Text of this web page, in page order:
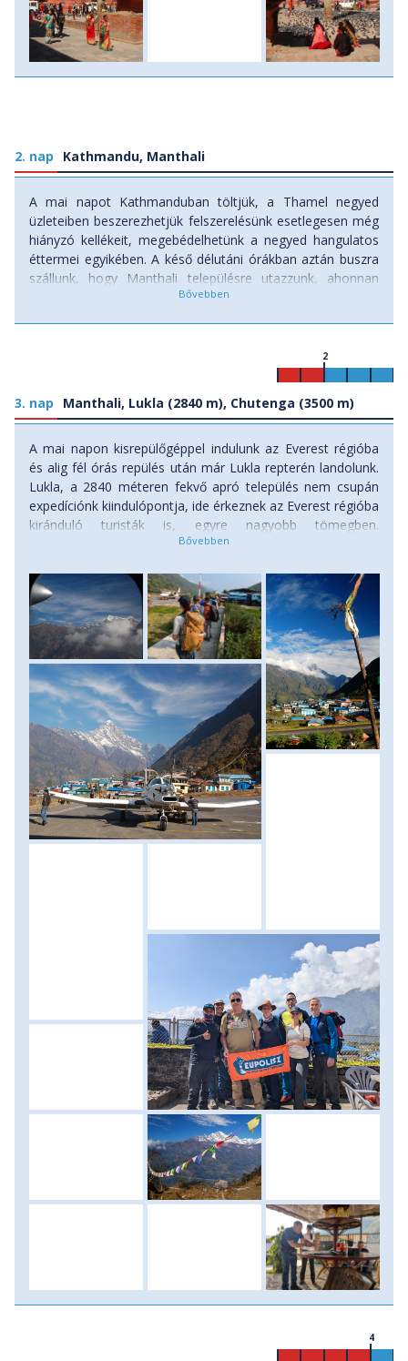
2. nap Kathmandu, Manthali
A mai napot Kathmanduban töltjük, a Thamel negyed
üzleteiben beszerezhetjük felszerelésünk esetlegesen még
hiányzó kellékeit, megebédelhetünk a negyed hangulatos
éttermei egyikében. A késő délutáni órákban aztán buszra
szállunk, hogy Manthali településre utazzunk, ahonnan
másnap reggel a luklai belső repülőjáratok indulnak. Szállás:
3. nap Manthali, Lukla (2840 m), Chutenga (3500 m)
2
A mai napon kisrepülőgéppel indulunk az Everest régióba
és alig fél órás repülés után már Lukla repterén landolunk.
Lukla, a 2840 méteren fekvő apró település nem csupán
expedíciónk kiindulópontja, ide érkeznek az Everest régióba
kiránduló turisták is, egyre nagyobb tömegben.
Szerencsére nem kell sokáig együtt vonulnunk, mivel a
csapatunkkal, akik az elkövetkező napokban segítik
túránkat, s rögtön le is térve az Everest trekking ösvényéről
mi keletnek, Chutanga apró települése felé indulunk
tovább. Mintegy 2-3 órás túrázás után, a délutáni órákban
érkezünk meg 3500 méteren táborhelyünkre. Elfoglaljuk
szállásunkat egy egyszerű vendégházban, s amennyiben
időnk engedi, napnyugta előtt teszünk még egy kisebb
akklimatizációs túrát is a környéken. (menetidő: 3-4 óra,
szint: 700 méter felfelé) Szállás: menedékház, ellátás:
reggeli.
4